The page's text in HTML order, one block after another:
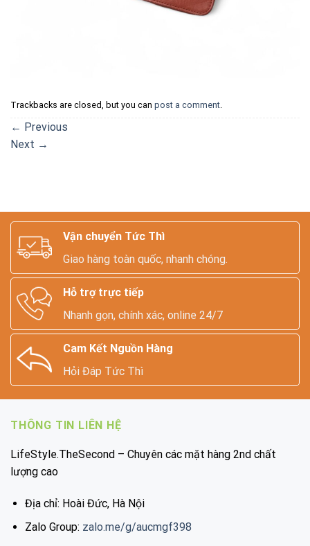
Trackbacks are closed, but you can post a comment.
← Previous
Next →
Vận chuyển Tức Thì
Giao hàng toàn quốc, nhanh chóng.
Hỗ trợ trực tiếp
Nhanh gọn, chính xác, online 24/7
Cam Kết Nguồn Hàng
Hỏi Đáp Tức Thì
THÔNG TIN LIÊN HỆ
LifeStyle.TheSecond – Chuyên các mặt hàng 2nd chất
lượng cao
Địa chỉ: Hoài Đức, Hà Nội
Zalo Group: zalo.me/g/aucmgf398